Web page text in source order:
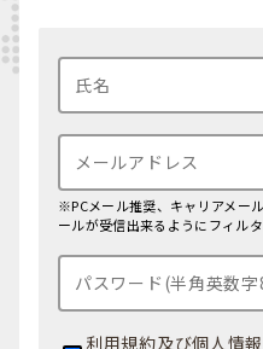
※PCメール推奨、キャリアメー
ールが受信出来るようにフィル
利用規約及び個人情